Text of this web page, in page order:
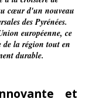
cœur d'un nouveau
des Pyrénées.
européenne, ce
la région tout en
durable.
et